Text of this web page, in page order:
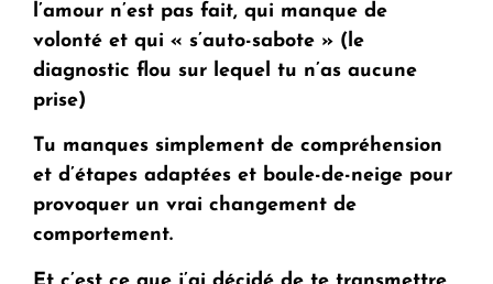
l’amour n’est pas fait, qui manque de
volonté et qui « s’auto-sabote » (le
diagnostic flou sur lequel tu n’as aucune
prise)
Tu manques simplement de compréhension
et d’étapes adaptées et boule-de-neige pour
provoquer un vrai changement de
comportement.